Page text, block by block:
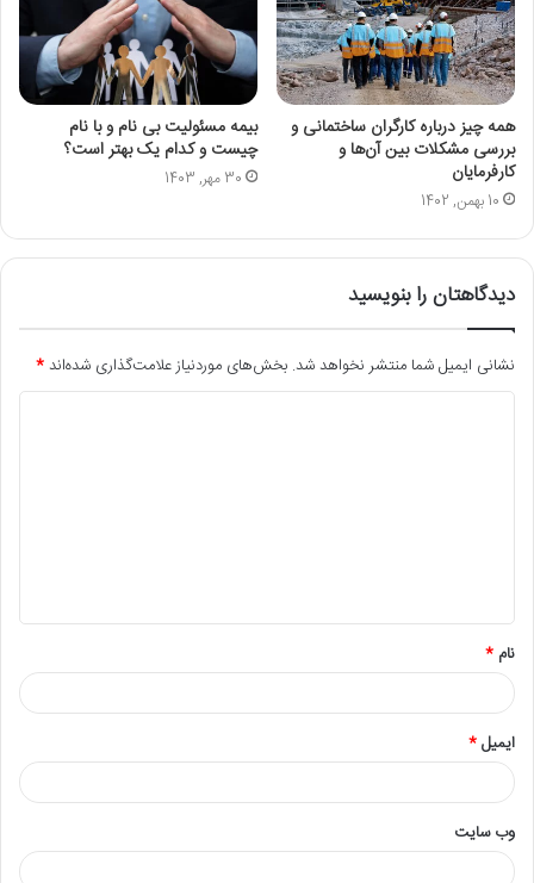
همه چیز درباره کارگران ساختمانی و
بررسی مشکلات بین آن‌ها و
کارفرمایان
10 بهمن, 1402
بیمه مسئولیت بی نام و با نام
چیست و کدام یک بهتر است؟
30 مهر, 1403
دیدگاهتان را بنویسید
نشانی ایمیل شما منتشر نخواهد شد. بخش‌های موردنیاز علامت‌گذاری شده‌اند*
*
نام *
ایمیل*
وب‌ سایت